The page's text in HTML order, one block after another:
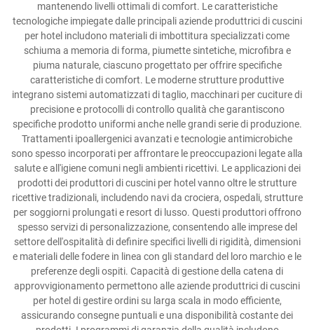
mantenendo livelli ottimali di comfort. Le caratteristiche
tecnologiche impiegate dalle principali aziende produttrici di cuscini
per hotel includono materiali di imbottitura specializzati come
schiuma a memoria di forma, piumette sintetiche, microfibra e
piuma naturale, ciascuno progettato per offrire specifiche
caratteristiche di comfort. Le moderne strutture produttive
integrano sistemi automatizzati di taglio, macchinari per cuciture di
precisione e protocolli di controllo qualità che garantiscono
specifiche prodotto uniformi anche nelle grandi serie di produzione.
Trattamenti ipoallergenici avanzati e tecnologie antimicrobiche
sono spesso incorporati per affrontare le preoccupazioni legate alla
salute e all'igiene comuni negli ambienti ricettivi. Le applicazioni dei
prodotti dei produttori di cuscini per hotel vanno oltre le strutture
ricettive tradizionali, includendo navi da crociera, ospedali, strutture
per soggiorni prolungati e resort di lusso. Questi produttori offrono
spesso servizi di personalizzazione, consentendo alle imprese del
settore dell'ospitalità di definire specifici livelli di rigidità, dimensioni
e materiali delle fodere in linea con gli standard del loro marchio e le
preferenze degli ospiti. Capacità di gestione della catena di
approvvigionamento permettono alle aziende produttrici di cuscini
per hotel di gestire ordini su larga scala in modo efficiente,
assicurando consegne puntuali e una disponibilità costante dei